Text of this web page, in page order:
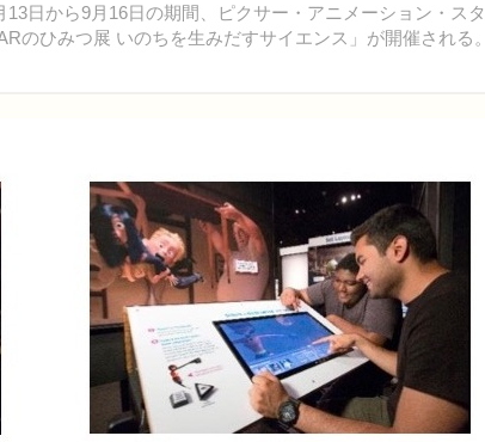
日から9月16日の期間、ピクサー・アニメーション・ス
のひみつ展 いのちを生みだすサイエンス」が開催される